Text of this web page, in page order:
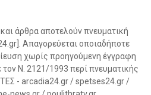
άρθρα αποτελούν πνευματική
Απαγορεύεται οποιαδήποτε
χωρίς προηγούμενη έγγραφη
Ν. 2121/1993 περί πνευματικής
- arcadia24.gr / spetses24.gr /